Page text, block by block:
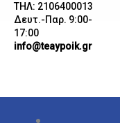
ΤΗΛ: 2106400013
Δευτ.-Παρ. 9:00-
17:00
info@teaypoik.gr